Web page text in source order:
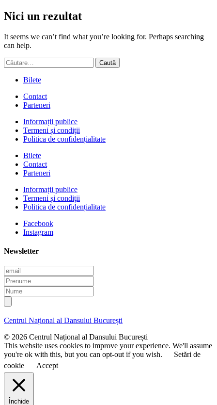
Nici un rezultat
It seems we can’t find what you’re looking for. Perhaps searching
can help.
Caută
după:
Bilete
Contact
Parteneri
Informații publice
Termeni și condiții
Politica de confidențialitate
Bilete
Contact
Parteneri
Informații publice
Termeni și condiții
Politica de confidențialitate
Facebook
Instagram
Newsletter
Email
Prenume
Nume
Centrul Național al Dansului București
© 2026 Centrul Național al Dansului București
This website uses cookies to improve your experience. We'll assume
you're ok with this, but you can opt-out if you wish.
Setări de
cookie
Accept
Închide